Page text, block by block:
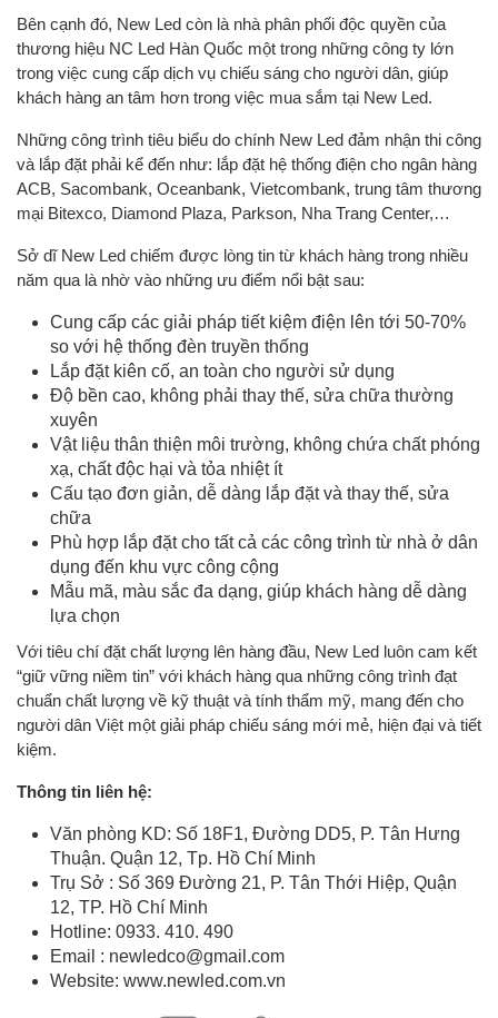
Bên cạnh đó, New Led còn là nhà phân phối độc quyền của
thương hiệu NC Led Hàn Quốc một trong những công ty lớn
trong việc cung cấp dịch vụ chiếu sáng cho người dân, giúp
khách hàng an tâm hơn trong việc mua sắm tại New Led.
Những công trình tiêu biểu do chính New Led đảm nhận thi công
và lắp đặt phải kể đến như: lắp đặt hệ thống điện cho ngân hàng
ACB, Sacombank, Oceanbank, Vietcombank, trung tâm thương
mại Bitexco, Diamond Plaza, Parkson, Nha Trang Center,…
Sở dĩ New Led chiếm được lòng tin từ khách hàng trong nhiều
năm qua là nhờ vào những ưu điểm nổi bật sau:
Cung cấp các giải pháp tiết kiệm điện lên tới 50-70%
so với hệ thống đèn truyền thống
Lắp đặt kiên cố, an toàn cho người sử dụng
Độ bền cao, không phải thay thế, sửa chữa thường
xuyên
Vật liệu thân thiện môi trường, không chứa chất phóng
xạ, chất độc hại và tỏa nhiệt ít
Cấu tạo đơn giản, dễ dàng lắp đặt và thay thế, sửa
chữa
Phù hợp lắp đặt cho tất cả các công trình từ nhà ở dân
dụng đến khu vực công cộng
Mẫu mã, màu sắc đa dạng, giúp khách hàng dễ dàng
lựa chọn
Với tiêu chí đặt chất lượng lên hàng đầu, New Led luôn cam kết
“giữ vững niềm tin” với khách hàng qua những công trình đạt
chuẩn chất lượng về kỹ thuật và tính thẩm mỹ, mang đến cho
người dân Việt một giải pháp chiếu sáng mới mẻ, hiện đại và tiết
kiệm.
Thông tin liên hệ:
Văn phòng KD: Số 18F1, Đường DD5, P. Tân Hưng
Thuận. Quận 12, Tp. Hồ Chí Minh
Trụ Sở : Số 369 Đường 21, P. Tân Thới Hiệp, Quận
12, TP. Hồ Chí Minh
Hotline: 0933. 410. 490
Email : newledco@gmail.com
Website: www.newled.com.vn